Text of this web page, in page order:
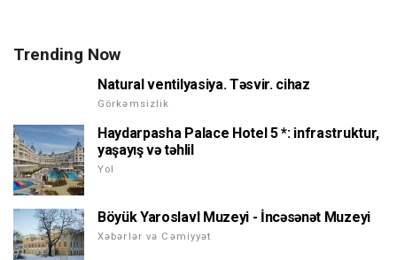
Trending Now
Natural ventilyasiya. Təsvir. cihaz
Görkəmsizlik
Haydarpasha Palace Hotel 5 *: infrastruktur,
yaşayış və təhlil
Yol
Böyük Yaroslavl Muzeyi - İncəsənət Muzeyi
Xəbərlər və Cəmiyyət